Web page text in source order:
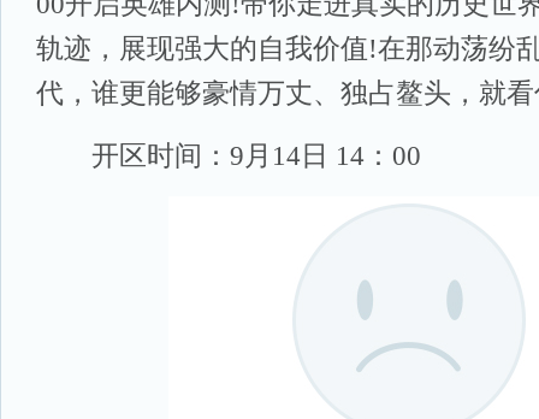
轨迹，展现强大的自我价值!在那动荡纷
代，谁更能够豪情万丈、独占鳌头，就
开区时间：9月14日 14：00